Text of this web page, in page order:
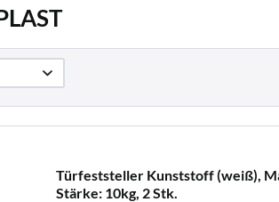
Türfeststeller Kunststoff (weiß),
Stärke: 10kg, 2 Stk.